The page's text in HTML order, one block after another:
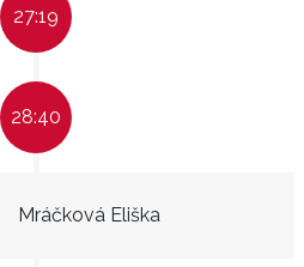
27:19
28:40
Mráčková Eliška